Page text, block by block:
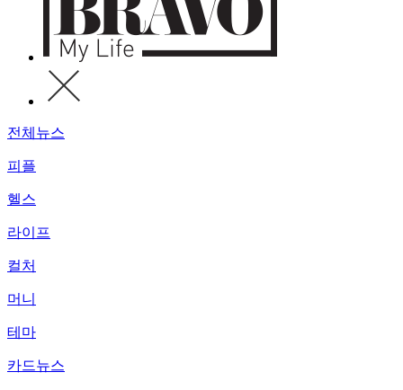
전체뉴스
피플
헬스
라이프
컬처
머니
테마
카드뉴스